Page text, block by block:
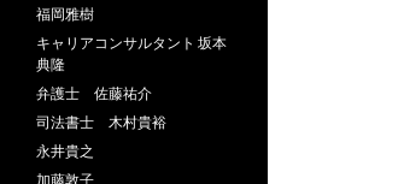
福岡雅樹
キャリアコンサルタント 坂本
典隆
弁護士 佐藤祐介
司法書士 木村貴裕
永井貴之
加藤敦子